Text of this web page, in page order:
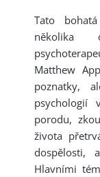
Tato
několika
Matthew
poznatky,
porodu,
života
dospělosti,
Hlavními